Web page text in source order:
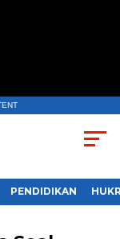
PENDIDIKAN